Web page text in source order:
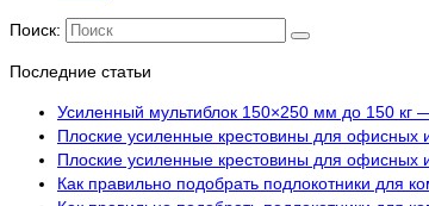
Поиск:
Последние статьи
Усиленный мультиблок 150×250 мм до 150
Плоские усиленные крестовины для офисных
Плоские усиленные крестовины для офисных
Как правильно подобрать подлокотники для